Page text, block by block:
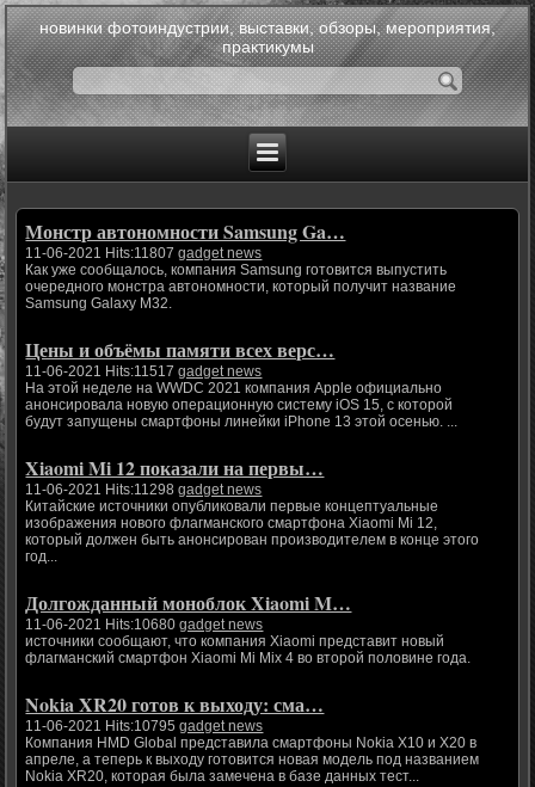
новинки фотоиндустрии, выставки, обзоры, мероприятия,
практикумы
Монстр автономности Samsung Ga…
11-06-2021 Hits:11807gadget news
Как уже сообщалось, компания Samsung готовится выпустить
очередного монстра автономности, который получит название
Samsung Galaxy M32.
Цены и объёмы памяти всех верс…
11-06-2021 Hits:11517gadget news
На этой неделе на WWDC 2021 компания Apple официально
анонсировала новую операционную систему iOS 15, с которой
будут запущены смартфоны линейки iPhone 13 этой осенью. ...
Xiaomi Mi 12 показали на первы…
11-06-2021 Hits:11298gadget news
Китайские источники опубликовали первые концептуальные
изображения нового флагманского смартфона Xiaomi Mi 12,
который должен быть анонсирован производителем в конце этого
год...
Долгожданный моноблок Xiaomi M…
11-06-2021 Hits:10680gadget news
источники сообщают, что компания Xiaomi представит новый
флагманский смартфон Xiaomi Mi Mix 4 во второй половине года.
Nokia XR20 готов к выходу: сма…
11-06-2021 Hits:10795gadget news
Компания HMD Global представила смартфоны Nokia X10 и X20 в
апреле, а теперь к выходу готовится новая модель под названием
Nokia XR20, которая была замечена в базе данных тест...